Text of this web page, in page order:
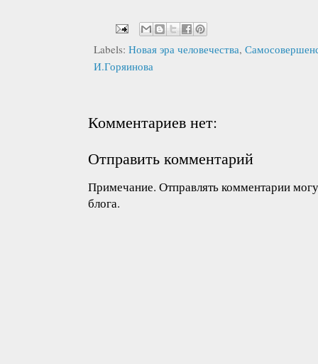
Labels: Новая эра человечества,
И.Горяинова
Комментариев нет:
Отправить комментарий
Примечание. Отправлять комментарии
блога.